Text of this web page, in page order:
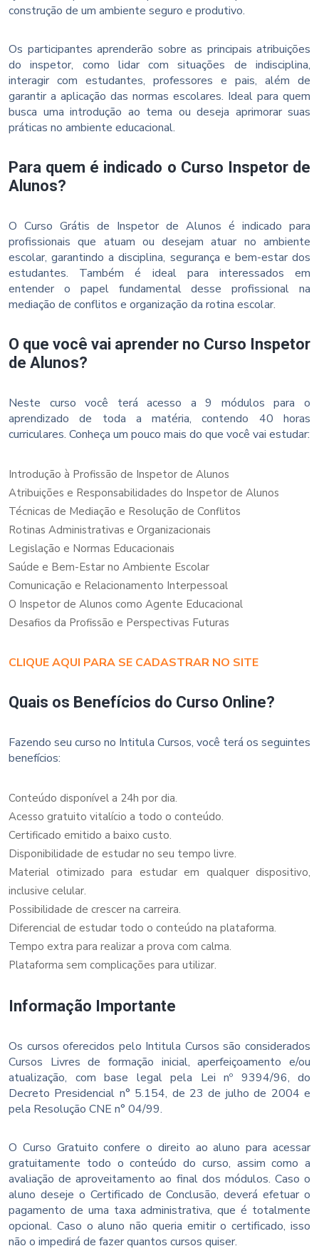
construção de um ambiente seguro e produtivo.
Os participantes aprenderão sobre as principais atribuições
do inspetor, como lidar com situações de indisciplina,
interagir com estudantes, professores e pais, além de
garantir a aplicação das normas escolares. Ideal para quem
busca uma introdução ao tema ou deseja aprimorar suas
práticas no ambiente educacional.
Para quem é indicado o Curso Inspetor de
Alunos?
O Curso Grátis de Inspetor de Alunos é indicado para
profissionais que atuam ou desejam atuar no ambiente
escolar, garantindo a disciplina, segurança e bem-estar dos
estudantes. Também é ideal para interessados em
entender o papel fundamental desse profissional na
mediação de conflitos e organização da rotina escolar.
O que você vai aprender no Curso Inspetor
de Alunos?
Neste curso você terá acesso a 9 módulos para o
aprendizado de toda a matéria, contendo 40 horas
curriculares. Conheça um pouco mais do que você vai estudar:
Introdução à Profissão de Inspetor de Alunos
Atribuições e Responsabilidades do Inspetor de Alunos
Técnicas de Mediação e Resolução de Conflitos
Rotinas Administrativas e Organizacionais
Legislação e Normas Educacionais
Saúde e Bem-Estar no Ambiente Escolar
Comunicação e Relacionamento Interpessoal
O Inspetor de Alunos como Agente Educacional
Desafios da Profissão e Perspectivas Futuras
CLIQUE AQUI PARA SE CADASTRAR NO SITE
Quais os Benefícios do Curso Online?
Fazendo seu curso no Intitula Cursos, você terá os seguintes
benefícios:
Conteúdo disponível a 24h por dia.
Acesso gratuito vitalício a todo o conteúdo.
Certificado emitido a baixo custo.
Disponibilidade de estudar no seu tempo livre.
Material otimizado para estudar em qualquer dispositivo,
inclusive celular.
Possibilidade de crescer na carreira.
Diferencial de estudar todo o conteúdo na plataforma.
Tempo extra para realizar a prova com calma.
Plataforma sem complicações para utilizar.
Informação Importante
Os cursos oferecidos pelo Intitula Cursos são considerados
Cursos Livres de formação inicial, aperfeiçoamento e/ou
atualização, com base legal pela Lei nº 9394/96, do
Decreto Presidencial n° 5.154, de 23 de julho de 2004 e
pela Resolução CNE n° 04/99.
O Curso Gratuito confere o direito ao aluno para acessar
gratuitamente todo o conteúdo do curso, assim como a
avaliação de aproveitamento ao final dos módulos. Caso o
aluno deseje o Certificado de Conclusão, deverá efetuar o
pagamento de uma taxa administrativa, que é totalmente
opcional. Caso o aluno não queria emitir o certificado, isso
não o impedirá de fazer quantos cursos quiser.